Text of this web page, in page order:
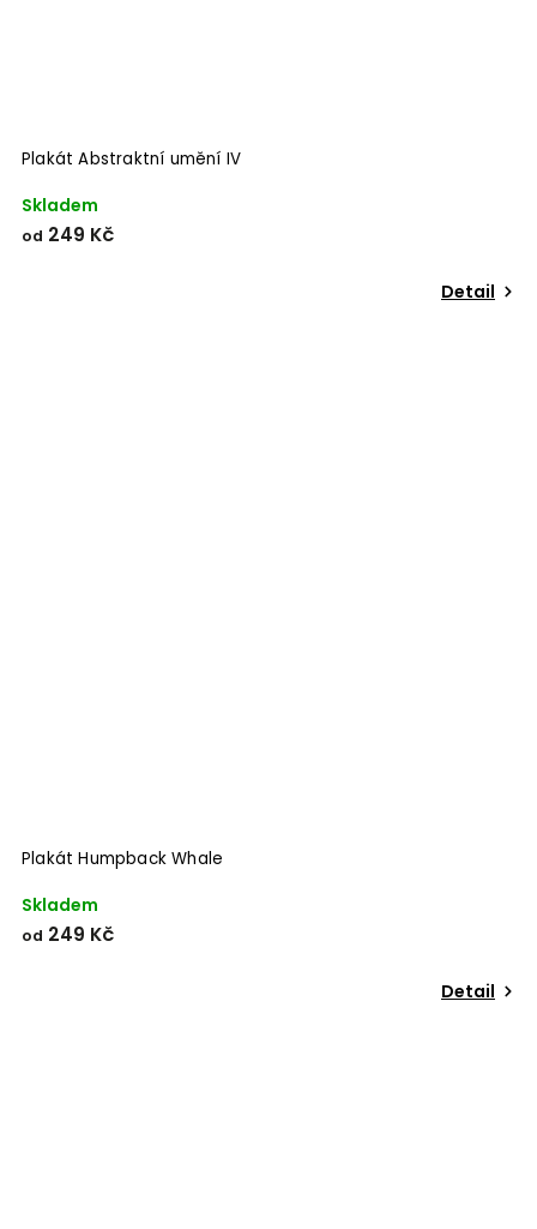
Plakát Abstraktní umění IV
Skladem
od 249 Kč
Detail
Plakát Humpback Whale
Skladem
od 249 Kč
Detail